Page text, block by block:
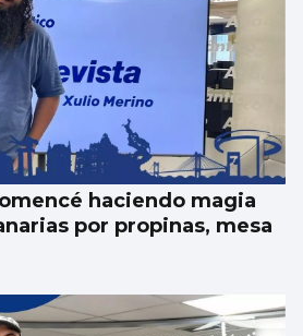
haciendo magia
por propinas, mesa